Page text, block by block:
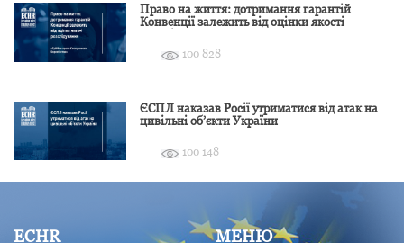
Право на життя: дотримання гарантій
Конвенції залежить від оцінки якості
100 828
ЄСПЛ наказав Росії утриматися від атак на
цивільні об’єкти України
100 148
ECHR МЕНЮ